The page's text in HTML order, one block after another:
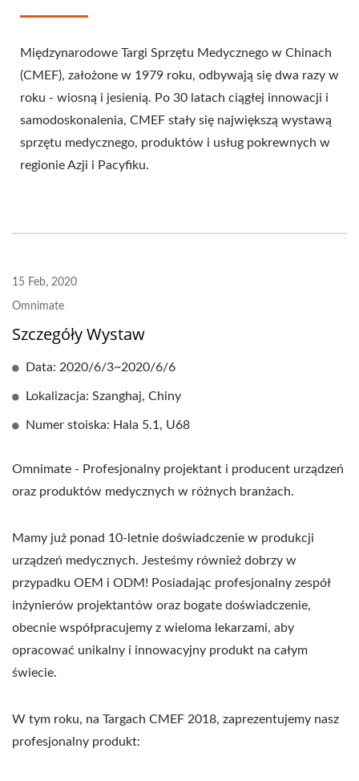
Międzynarodowe Targi Sprzętu Medycznego w Chinach
(CMEF), założone w 1979 roku, odbywają się dwa razy w
roku - wiosną i jesienią. Po 30 latach ciągłej innowacji i
samodoskonalenia, CMEF stały się największą wystawą
sprzętu medycznego, produktów i usług pokrewnych w
regionie Azji i Pacyfiku.
15 Feb, 2020
Omnimate
Szczegóły Wystaw
Data: 2020/6/3~2020/6/6
Lokalizacja: Szanghaj, Chiny
Numer stoiska: Hala 5.1, U68
Omnimate - Profesjonalny projektant i producent urządzeń
oraz produktów medycznych w różnych branżach.
Mamy już ponad 10-letnie doświadczenie w produkcji
urządzeń medycznych. Jesteśmy również dobrzy w
przypadku OEM i ODM! Posiadając profesjonalny zespół
inżynierów projektantów oraz bogate doświadczenie,
obecnie współpracujemy z wieloma lekarzami, aby
opracować unikalny i innowacyjny produkt na całym
świecie.
W tym roku, na Targach CMEF 2018, zaprezentujemy nasz
profesjonalny produkt: